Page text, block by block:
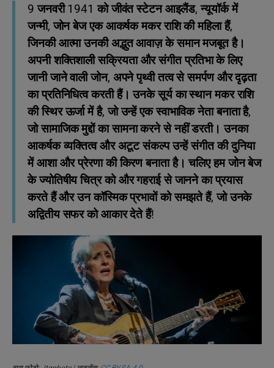
9 जनवरी 1941 को जीवंत स्टेटन आइलैंड, न्यूयॉर्क में
जन्मी, जोन बेज एक आकर्षक मकर राशि की महिला हैं,
जिनकी आत्मा उनकी अद्भुत आवाज़ के समान मजबूत है।
अपनी शक्तिशाली सक्रियता और संगीत प्रतिभा के लिए
जानी जाने वाली जोन, अपने पृथ्वी तत्व से समर्पण और दृढ़ता
का प्रतिनिधित्व करती हैं। उनके सूर्य का स्थान मकर राशि
की स्थिर ऊर्जा में है, जो उन्हें एक स्वाभाविक नेता बनाता है,
जो सामाजिक मुद्दों का सामना करने से नहीं डरती। उनका
आकर्षक व्यक्तित्व और अटूट संकल्प उन्हें संगीत की दुनिया
में आशा और प्रेरणा की किरण बनाता है। चलिए हम जोन बेज
के ज्योतिषीय चित्र को और गहराई से जानने का प्रयास
करते हैं और उन कॉस्मिक प्रभावों को समझते हैं, जो उनके
अद्वितीय सफर को आकार देते हैं!